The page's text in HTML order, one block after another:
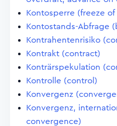
Kontosperre (freeze of
Kontostands-Abfrage
Kontrahentenrisiko
Kontrakt (contract)
Konträrspekulation
Kontrolle (control)
Konvergenz
Konvergenz,
convergence)